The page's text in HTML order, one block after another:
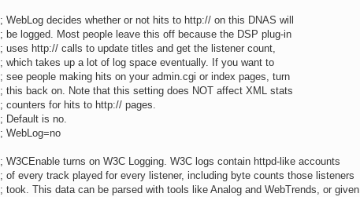
; WebLog decides whether or not hits to http:// on this DNAS will
; be logged. Most people leave this off because the DSP plug-in
; uses http:// calls to update titles and get the listener count,
; which takes up a lot of log space eventually. If you want to
; see people making hits on your admin.cgi or index pages, turn
; this back on. Note that this setting does NOT affect XML stats
; counters for hits to http:// pages.
; Default is no.
; WebLog=no
; W3CEnable turns on W3C Logging. W3C logs contain httpd-like accounts
; of every track played for every listener, including byte counts those listeners
; took. This data can be parsed with tools like Analog and WebTrends, or given